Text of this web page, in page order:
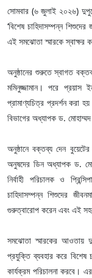
সোমবার (৬ জুলাই ২০২৬)
‘বিশেষ চাহিদাসম্পন্ন
এই সমঝোতা স্মারকে স্বাক্ষর
অনুষ্ঠানের শুরুতে স্বাগত
মমিনুজ্জামান। পরে প্রয়াস
প্রামাণ্যচিত্র প্রদর্শন করা
বিভাগের অধ্যাপক ড.
অনুষ্ঠানে বক্তব্য দেন
অনুষদের ডিন অধ্যাপক ড.
নির্বাহী পরিচালক ও
চাহিদাসম্পন্ন শিশুদের
গুরুত্বারোপ করেন এবং এই
সমঝোতা স্মারকের আওতায়
প্রযুক্তি ব্যবহার করে বিশেষ
কার্যক্রম পরিচালনা করবে।